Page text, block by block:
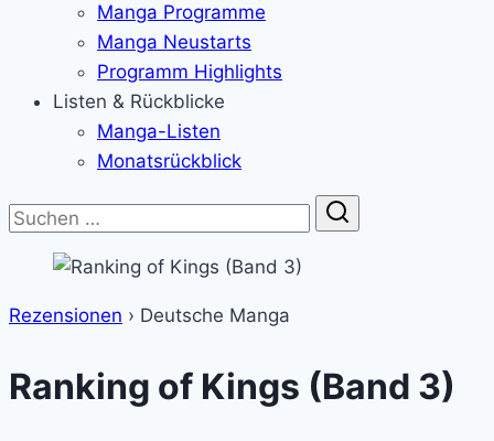
Manga Programme
Manga Neustarts
Programm Highlights
Listen & Rückblicke
Manga-Listen
Monatsrückblick
Suche
Rezensionen › Deutsche Manga
Ranking of Kings (Band 3)